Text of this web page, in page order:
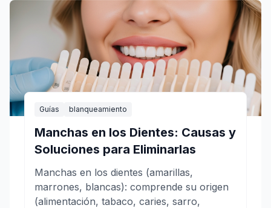
Guías blanqueamiento
Manchas en los Dientes: Causas y
Soluciones para Eliminarlas
Manchas en los dientes (amarillas,
marrones, blancas): comprende su origen
(alimentación, tabaco, caries, sarro,